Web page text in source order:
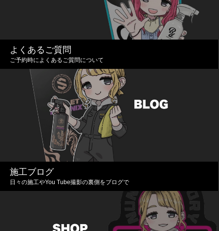
よくあるご質問
ご予約時によくあるご質問について
施工ブログ
日々の施工やYou Tube撮影の裏側をブログで